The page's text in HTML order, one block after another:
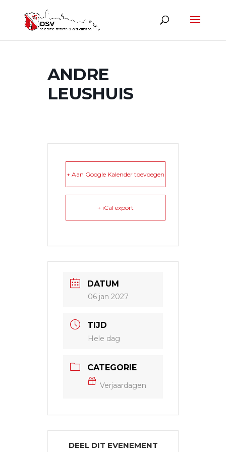
ANDRE
LEUSHUIS
+ Aan Google Kalender toevoegen
+ iCal export
DATUM
06 jan 2027
TIJD
Hele dag
CATEGORIE
Verjaardagen
DEEL DIT EVENEMENT